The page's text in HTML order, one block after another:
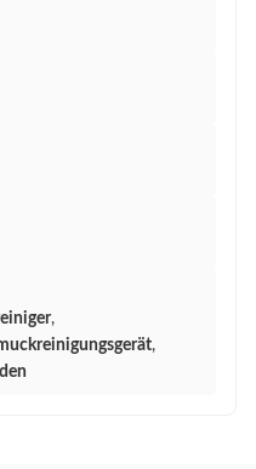
,
,